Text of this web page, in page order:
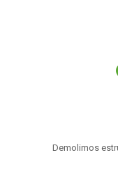
Demolimos